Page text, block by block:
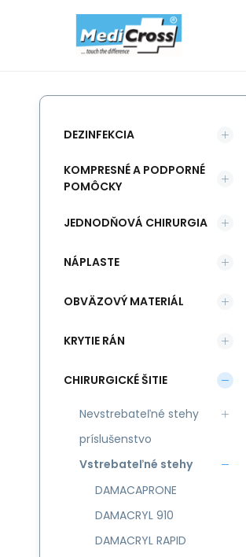
DEZINFEKCIA
KOMPRESNÉ A PODPORNÉ
POMÔCKY
JEDNODŇOVÁ CHIRURGIA
NÁPLASTE
OBVÄZOVÝ MATERIÁL
KRYTIE RÁN
CHIRURGICKÉ ŠITIE
Nevstrebateľné stehy
príslušenstvo
Vstrebateľné stehy
DAMACAPRONE
DAMACRYL 910
DAMACRYL RAPID